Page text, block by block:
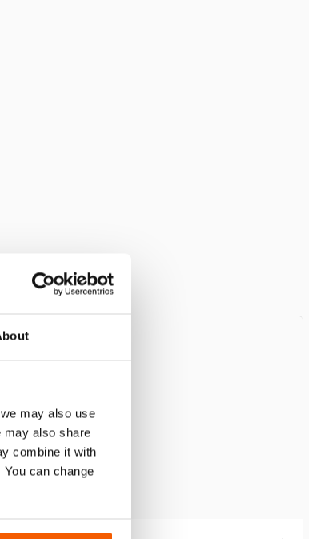
may also use
may also share
combine it with
can change